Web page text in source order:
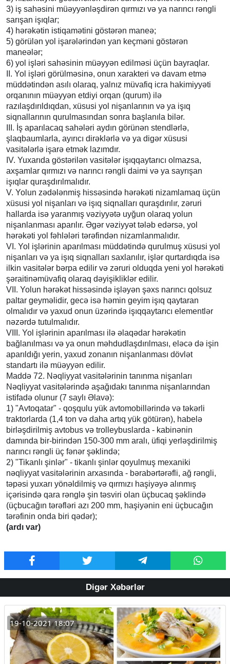
3) iş sahəsini müəyyənləşdirən qırmızı və ya narıncı rəngli
sarışan işıqlar;
4) hərəkətin istiqamətini göstərən maneə;
5) görülən yol işarələrindən yan keçməni göstərən
maneələr;
6) yol işləri sahəsinin müəyyən edilməsi üçün bayraqlar.
II. Yol işləri görülməsinə, onun xarakteri və davam etmə
müddətindən asılı olaraq, yalnız müvafiq icra hakimiyyəti
orqanının müəyyən etdiyi orqan (qurum) ilə
razılaşdırıldıqdan, xüsusi yol nişanlarının və ya işıq
siqnallarının qurulmasından sonra başlanıla bilər.
III. İş aparılacaq sahələri aydın görünən stendlərlə,
şlaqbaumlarla, ayırıcı dirəklərlə və ya digər xüsusi
vasitələrlə işarə etmək lazımdır.
IV. Yuxarıda göstərilən vasitələr işıqqaytarıcı olmazsa,
axşamlar qırmızı və narıncı rəngli daimi və ya sayrışan
işıqlar quraşdırılmalıdır.
V. Yolun zədələnmiş hissəsində hərəkəti nizamlamaq üçün
xüsusi yol nişanları və işıq siqnalları quraşdırılır, zəruri
hallarda isə yaranmış vəziyyətə uyğun olaraq yolun
nişanlanması aparılır. Əgər vəziyyət tələb edərsə, yol
hərəkəti yol fəhlələri tərəfindən nizamlanmalıdır.
VI. Yol işlərinin aparılması müddətində qurulmuş xüsusi yol
nişanları və ya işıq siqnalları saxlanılır, işlər qurtardıqda isə
ilkin vasitələr bərpa edilir və zəruri olduqda yeni yol hərəkəti
şəraitinəmüvafiq olaraq dəyişikliklər edilir.
VII. Yolun hərəkət hissəsində işləyən şəxs narıncı qolsuz
paltar geyməlidir, gecə isə həmin geyim işıq qaytaran
olmalıdır və yaxud onun üzərində işıqqaytarıcı elementlər
nəzərdə tutulmalıdır.
VIII. Yol işlərinin aparılması ilə əlaqədar hərəkətin
bağlanılması və ya onun məhdudlaşdırılması, eləcə də işin
aparıldığı yerin, yaxud zonanın nişanlanması dövlət
standartı ilə müəyyən edilir.
Maddə 72. Nəqliyyat vasitələrinin tanınma nişanları
Nəqliyyat vasitələrində aşağıdakı tanınma nişanlarından
istifadə olunur (7 saylı Əlavə):
1) "Avtoqatar" - qoşqulu yük avtomobillərində və təkərli
traktorlarda (1,4 ton və daha artıq yük götürən), habelə
birləşdirilmiş avtobus və trolleybuslarda - kabinənin
damında bir-birindən 150-300 mm aralı, üfiqi yerləşdirilmiş
narıncı rəngli üç fənər şəklində;
2) "Tikanlı şinlər" - tikanlı şinlər qoyulmuş mexaniki
nəqliyyat vasitələrinin arxasında - bərabərtərəfli, ağ rəngli,
təpəsi yuxarı yönəldilmiş və qırmızı haşiyəyə alınmış
içərisində qara rənglə şin təsviri olan üçbucaq şəklində
(üçbucağın tərəfləri azı 200 mm, haşiyənin eni üçbucağın
tərəfinin onda biri qədər);
(ardı var)
Digər Xəbərlər
19-10-2021 18:07